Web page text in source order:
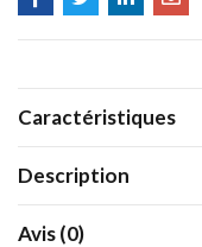
Caractéristiques
Description
Avis (0)